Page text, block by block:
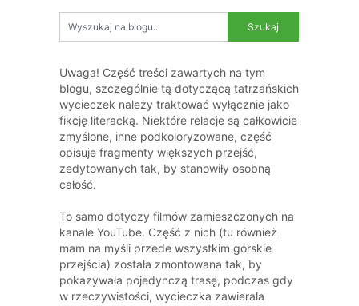
Uwaga! Część treści zawartych na tym
blogu, szczególnie tą dotyczącą tatrzańskich
wycieczek należy traktować wyłącznie jako
fikcję literacką. Niektóre relacje są całkowicie
zmyślone, inne podkoloryzowane, część
opisuje fragmenty większych przejść,
zedytowanych tak, by stanowiły osobną
całość.
To samo dotyczy filmów zamieszczonych na
kanale YouTube. Część z nich (tu również
mam na myśli przede wszystkim górskie
przejścia) została zmontowana tak, by
pokazywała pojedynczą trasę, podczas gdy
w rzeczywistości, wycieczka zawierała